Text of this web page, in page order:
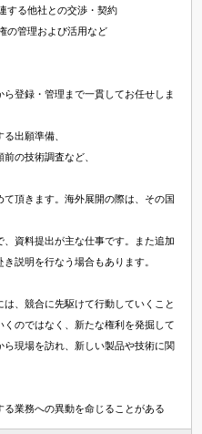
する他社との交渉・契約
の管理および活用など
登録・管理まで一貫してお任せしま
出願準備、
の技術調査など、
頂きます。海外展開の際は、その国
資料提出が主な仕事です。また追加
説明を行なう場合もあります。
、競合に先駆けて行動していくこと
のではなく、新たな権利を発掘して
現場を訪れ、新しい製品や技術に関
る業務への異動を命じることがある